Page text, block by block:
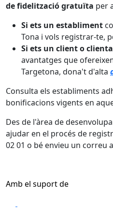
de fidelització gratuïta per
Si ets un establiment
Tona i vols registrar-te,
Si ets un client o clienta
avantatges que
Targetona, dona't d'alta
Consulta els establiments
bonificacions vigents en
Des de l'àrea de
ajudar en el procés de
02 01 o bé envieu un correu a
Amb el suport de